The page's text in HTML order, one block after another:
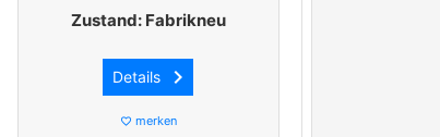
Zustand: Fabrikneu
Details keyboard_arrow_right
favorite_border merken